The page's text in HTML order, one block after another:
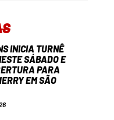
INICIA TURNÊ
SÁBADO E
PARA
EM SÃO